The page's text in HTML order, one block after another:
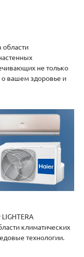
не только
вашем здоровье и
климатических
технологии.